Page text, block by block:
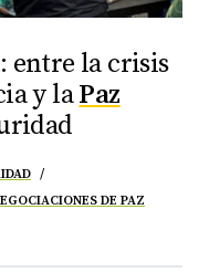
entre la crisis
y laPaz
DE PAZ